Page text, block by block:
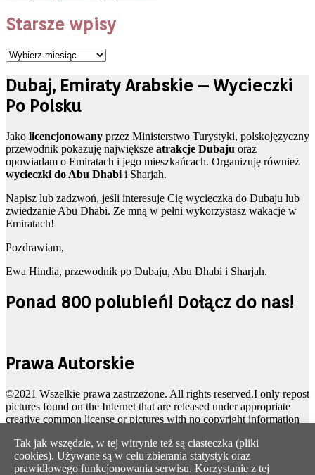
Tak jak wszędzie, w tej witrynie też są ciasteczka (pliki
cookies). Używane są w celu zbierania statystyk oraz
prawidłowego funkcjonowania serwisu. Korzystanie z tej
Starsze wpisy
Starsze
Dubaj, Emiraty Arabskie – Wycieczki
Po Polsku
Jako licencjonowany przez Ministerstwo Turystyki, polskojęzyczny
przewodnik pokazuję największe atrakcje Dubaju oraz
opowiadam o Emiratach i jego mieszkańcach. Organizuję również
wycieczki do Abu Dhabi i Sharjah.
Napisz lub zadzwoń, jeśli interesuje Cię wycieczka do Dubaju lub
zwiedzanie Abu Dhabi. Ze mną w pełni wykorzystasz wakacje w
Emiratach!
Pozdrawiam,
Ewa Hindia, przewodnik po Dubaju, Abu Dhabi i Sharjah.
Ponad 800 polubień! Dołącz do nas!
Prawa Autorskie
©2021 Wszelkie prawa zastrzeżone. All rights reserved.I only repost
pictures found on the Internet that are released under appropriate
creative common license or pictures with no copyright information
might have overlooked something, so please let me know
immediately if you find a picture here you hold copyrights for or if
you changed creative common license conditions.